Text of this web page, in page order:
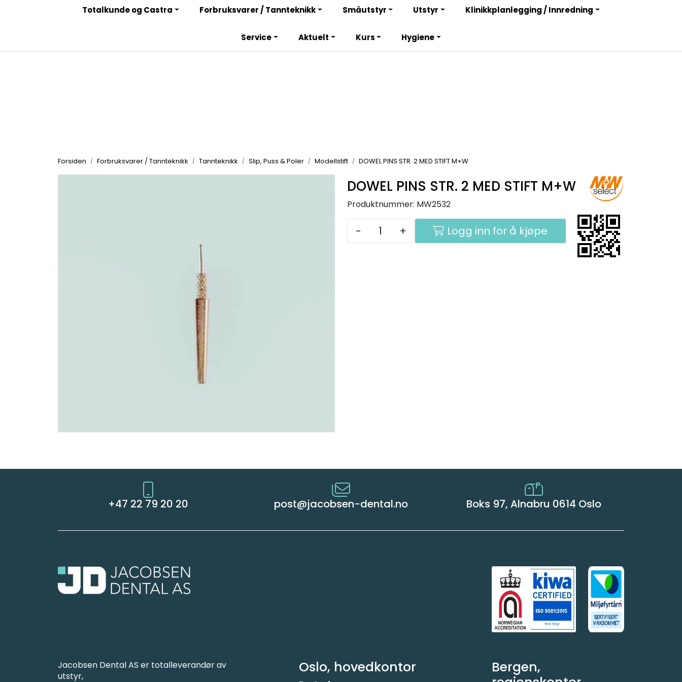
Bli totalkunde og få en rekke fordeler. Les mer!
Totalkunde og Castra Forbruksvarer / Tannteknikk Småutstyr Utstyr Klinikkplanlegging / Innredning
Service Aktuelt Kurs Hygiene
Forsiden Forbruksvarer / Tannteknikk Tannteknikk Slip, Puss & Poler Modellstift DOWEL PINS STR. 2 MED STIFT M+W
DOWEL PINS STR. 2 MED STIFT M+W
Produktnummer: MW2532
- + Logg inn for å kjøpe
+47 22 79 20 20 post@jacobsen-dental.no Boks 97, Alnabru 0614 Oslo
Jacobsen Dental AS er totalleverandør av
utstyr,
Bergen,
Oslo, hovedkontor